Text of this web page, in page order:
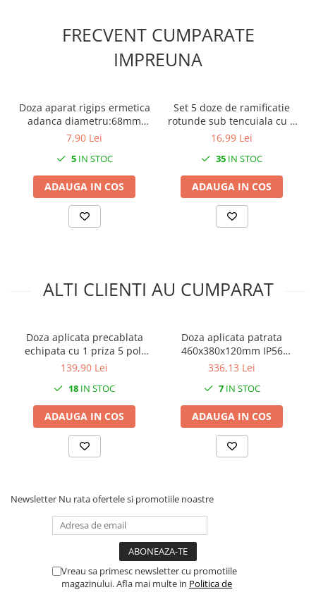
FRECVENT CUMPARATE
IMPREUNA
Doza aparat rigips ermetica
adanca diametru:68mm
adancime:62mm 850°C, VDE
7,90 Lei
5IN STOC
ADAUGA IN COS
Set 5 doze de ramificatie
rotunde sub tencuiala cu 8
intrari pentru zidarie Ø
16,99 Lei
35 IN STOC
ADAUGA IN COS
ALTI CLIENTI AU CUMPARAT
Doza aplicata precablata
echipata cu 1 priza 5 poli
3P+N+E 32A 400V si 1 priza
150x110mm
139,90 Lei
18 IN STOC
ADAUGA IN COS
Doza aplicata patrata
460x380x120mm IP56
pentru distributie jonctiune
presetupe margini netede
336,13 Lei
7IN STOC
ADAUGA IN COS
Newsletter Nu rata ofertele si promotiile noastre
Vreau sa primesc newsletter cu promotiile
magazinului. Afla mai multe in Politica de